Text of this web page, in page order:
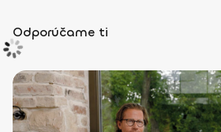
Odporúčame ti